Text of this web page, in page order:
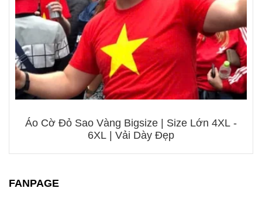
Áo Cờ Đỏ Sao Vàng Bigsize | Size Lớn 4XL -
6XL | Vải Dày Đẹp
FANPAGE